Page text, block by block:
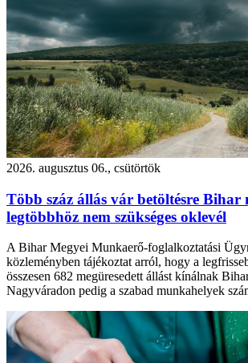
2026. augusztus 06., csütörtök
Több száz állás vár betöltésre Bihar
legtöbbhöz nem szükséges oklevél
A Bihar Megyei Munkaerő-foglalkoztatási
közleményben tájékoztat arról, hogy a
összesen 682 megüresedett állást kínálnak
Nagyváradon pedig a szabad munkahelyek